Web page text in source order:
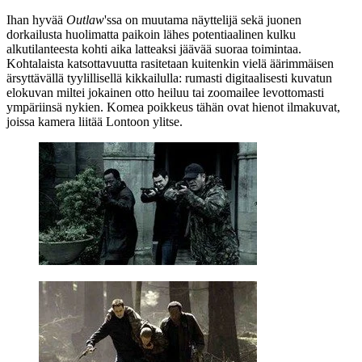
Ihan hyvää Outlaw'ssa on muutama näyttelijä sekä juonen
dorkailusta huolimatta paikoin lähes potentiaalinen kulku
alkutilanteesta kohti aika latteaksi jäävää suoraa toimintaa.
Kohtalaista katsottavuutta rasitetaan kuitenkin vielä äärimmäisen
ärsyttävällä tyylillisellä kikkailulla: rumasti digitaalisesti kuvatun
elokuvan miltei jokainen otto heiluu tai zoomailee levottomasti
ympäriinsä nykien. Komea poikkeus tähän ovat hienot ilmakuvat,
joissa kamera liitää Lontoon ylitse.